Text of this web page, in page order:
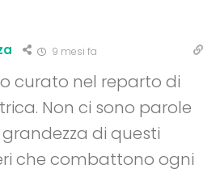
9 mesi fa
curato nel reparto di
Non ci sono parole
di questi
che combattono ogni